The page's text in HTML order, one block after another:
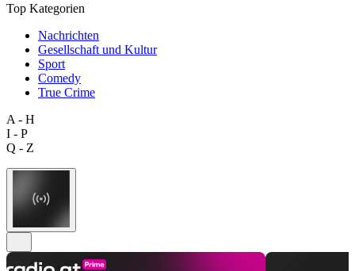
Top Kategorien
Nachrichten
Gesellschaft und Kultur
Sport
Comedy
True Crime
A - H
I - P
Q - Z